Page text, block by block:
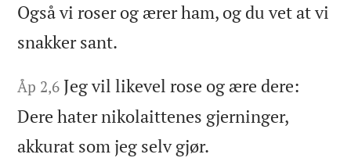
Også vi roser og ærer ham, og du vet at vi
snakker sant.
Åp 2,6 Jeg vil likevel rose og ære dere:
Dere hater nikolaittenes gjerninger,
akkurat som jeg selv gjør.